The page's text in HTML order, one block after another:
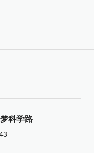
科学路